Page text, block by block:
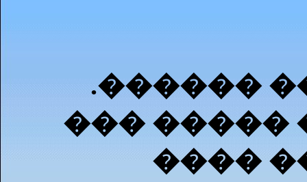
.������
��� �����
����